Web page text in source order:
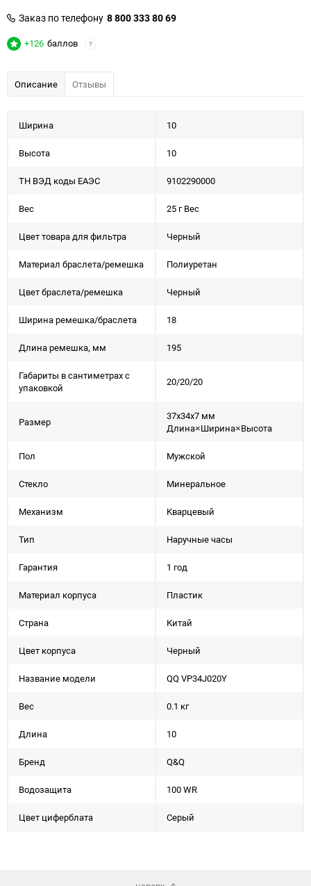
Заказ по телефону 8 800 333 80 69
+126 баллов ?
Описание Отзывы
Ширина 10
Высота 10
ТН ВЭД коды ЕАЭС 9102290000
Вес 25 г Вес
Цвет товара для фильтра Черный
Материал браслета/ремешка Полиуретан
Цвет браслета/ремешка Черный
Ширина ремешка/браслета 18
Длина ремешка, мм 195
Габариты в сантиметрах с
упаковкой
20/20/20
Размер
37x34x7 мм
Длина×Ширина×Высота
Пол Мужской
Стекло Минеральное
Механизм Кварцевый
Тип Наручные часы
Гарантия 1 год
Материал корпуса Пластик
Страна Китай
Цвет корпуса Черный
Название модели QQ VP34J020Y
Вес 0.1 кг
Длина 10
Бренд Q&Q
Водозащита 100 WR
Цвет циферблата Серый